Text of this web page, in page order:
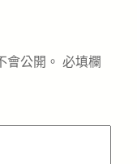
會公開。 必填欄